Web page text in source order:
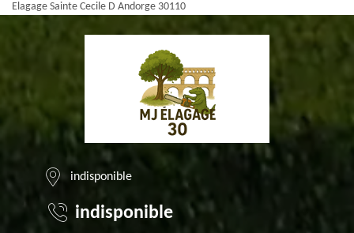
Elagage Sainte Cecile D Andorge 30110
indisponible
indisponible